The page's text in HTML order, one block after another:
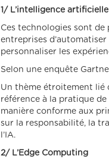
1/ L’intelligence
Ces technologies sont
entreprises
personnaliser les
Selon une enquête
Un thème étroitement lié
référence à la pratique de
manière conforme aux
sur la responsabilité, la
l’IA.
2/ L’Edge Computing